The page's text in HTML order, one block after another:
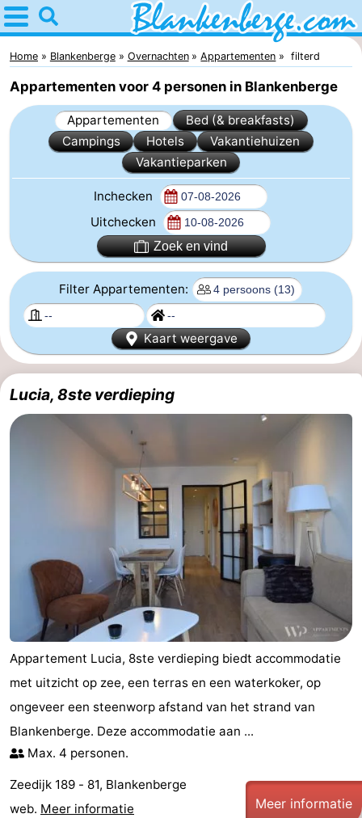
Home
Blankenberge
Tips
Voor
Appartementen
-
Holiday
Suites
Zeebrugge
Residentie
Green
Seaside
Bed
breakfasts)
Hotels
Blankenberger
Duinen
Center
Parcs
Haan
Last
minutes
Strand
&
doen
Bezienswaardigheden
-
Musea
-
Home Blankenberge Overnachten Appartementen filterd
Appartementen voor 4 personen in Blankenberge
Appartementen
Bed (& breakfasts)
Campings
Hotels
Vakantiehuizen
Vakantieparken
Inchecken
Uitchecken
Zoek en vind
Filter Appartementen:
Kaart weergave
Lucia, 8ste verdieping
Appartement Lucia, 8ste verdieping biedt accommodatie
met uitzicht op zee, een terras en een waterkoker, op
ongeveer een steenworp afstand van het strand van
Blankenberge. Deze accommodatie aan ...
Max. 4 personen.
Zeedijk 189 - 81, Blankenberge
web. Meer informatie Meer informatie